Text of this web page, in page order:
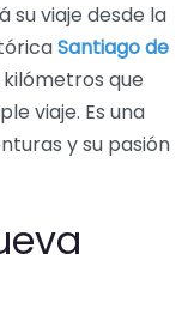
su viaje desde la
Santiago de
que
viaje. Es una
y su pasión